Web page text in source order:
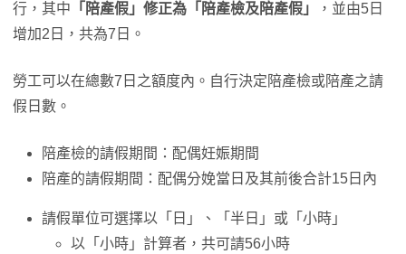
行，其中 「陪產假」修正為「陪產檢及陪產假」
，並由5日
增加2日，共為7日。
勞工可以在總數7日之額度內。自行決定陪產檢或陪產之請
假日數。
陪產檢的請假期間：配偶妊娠期間
陪產的請假期間：配偶分娩當日及其前後合計15日內
請假單位可選擇以「日」、「半日」或「小時」
以「小時」計算者，共可請56小時